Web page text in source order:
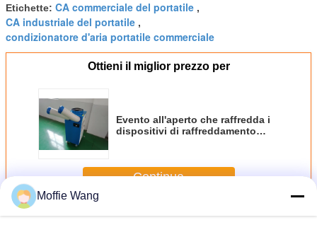
Etichette: CA commerciale del portatile ,
CA industriale del portatile ,
condizionatore d'aria portatile commerciale
Ottieni il miglior prezzo per
Evento all'aperto che raffredda i
dispositivi di raffreddamento
Continua
PiùDispositivi di raffreddamento commerciali del punto
Moffie Wang